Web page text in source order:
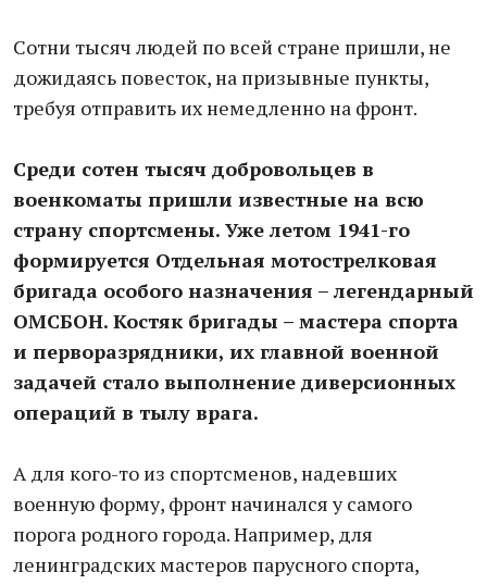
Сотни тысяч людей по всей стране пришли, не
дожидаясь повесток, на призывные пункты,
требуя отправить их немедленно на фронт.
Среди сотен тысяч добровольцев в
военкоматы пришли известные на всю
страну спортсмены. Уже летом 1941-го
формируется Отдельная мотострелковая
бригада особого назначения – легендарный
ОМСБОН. Костяк бригады – мастера спорта
и перворазрядники, их главной военной
задачей стало выполнение диверсионных
операций в тылу врага.
А для кого-то из спортсменов, надевших
военную форму, фронт начинался у самого
порога родного города. Например, для
ленинградских мастеров парусного спорта,